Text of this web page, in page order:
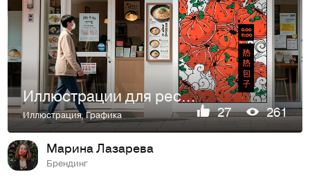
Иллюстрации для ресторана китайской кухни
Иллюстрация,Графика 27 261
Марина Лазарева
Брендинг